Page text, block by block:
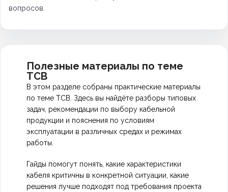
вопросов.
Полезные материалы по теме
ТСВ
В этом разделе собраны практические материалы
по теме ТСВ. Здесь вы найдёте разборы типовых
задач, рекомендации по выбору кабельной
продукции и пояснения по условиям
эксплуатации в различных средах и режимах
работы.
Гайды помогут понять, какие характеристики
кабеля критичны в конкретной ситуации, какие
решения лучше подходят под требования проекта